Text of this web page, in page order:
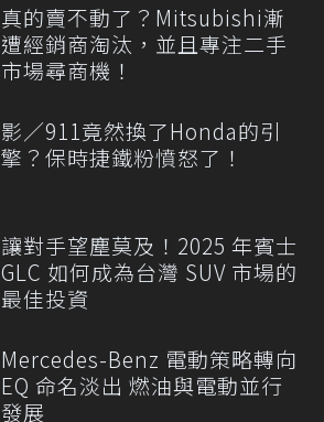
真的賣不動了？Mitsubishi漸
遭經銷商淘汰，並且專注二手
市場尋商機！
影／911竟然換了Honda的引
擎？保時捷鐵粉憤怒了！
讓對手望塵莫及！2025 年賓士
GLC 如何成為台灣 SUV 市場的
最佳投資
Mercedes-Benz 電動策略轉向
EQ 命名淡出 燃油與電動並行
發展